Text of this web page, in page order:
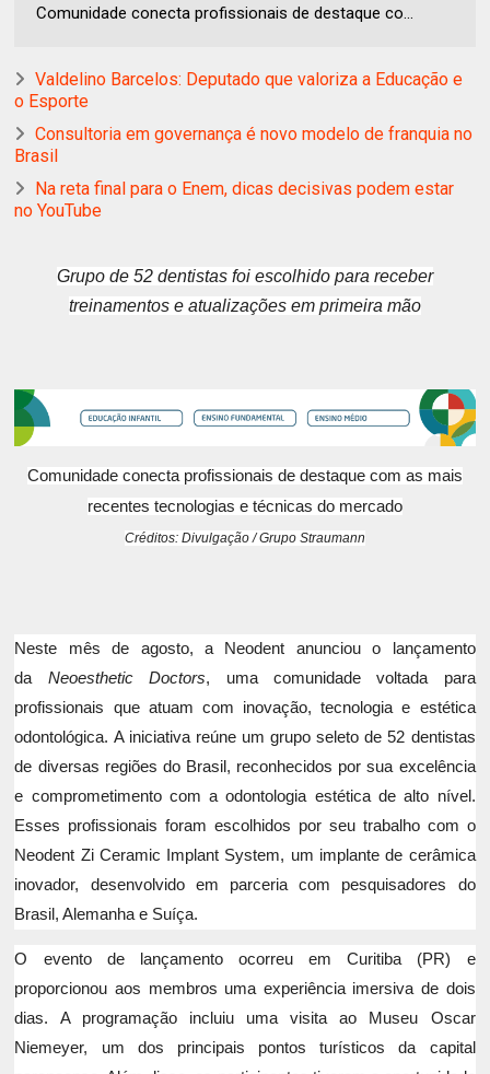
Comunidade conecta profissionais de destaque co...
Valdelino Barcelos: Deputado que valoriza a Educação e
o Esporte
Consultoria em governança é novo modelo de franquia no
Brasil
Na reta final para o Enem, dicas decisivas podem estar
no YouTube
Grupo de 52 dentistas foi escolhido para receber
treinamentos e atualizações em primeira mão
Comunidade conecta profissionais de destaque com as mais
recentes tecnologias e técnicas do mercado
Créditos: Divulgação / Grupo Straumann
Neste mês de agosto, a Neodent anunciou o lançamento
da Neoesthetic Doctors, uma comunidade voltada para
profissionais que atuam com inovação, tecnologia e estética
odontológica. A iniciativa reúne um grupo seleto de 52 dentistas
de diversas regiões do Brasil, reconhecidos por sua excelência
e comprometimento com a odontologia estética de alto nível.
Esses profissionais foram escolhidos por seu trabalho com o
Neodent Zi Ceramic Implant System, um implante de cerâmica
inovador, desenvolvido em parceria com pesquisadores do
Brasil, Alemanha e Suíça.
O evento de lançamento ocorreu em Curitiba (PR) e
proporcionou aos membros uma experiência imersiva de dois
dias. A programação incluiu uma visita ao Museu Oscar
Niemeyer, um dos principais pontos turísticos da capital